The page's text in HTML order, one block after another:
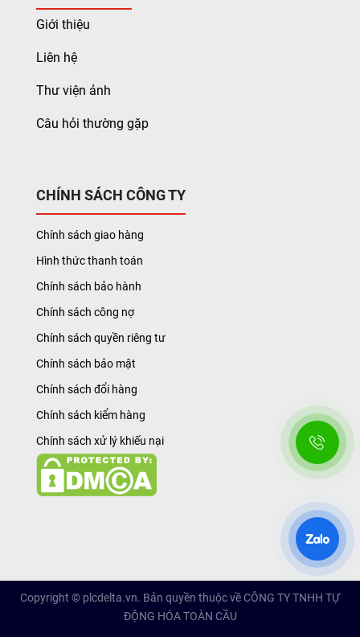
Giới thiệu
Liên hệ
Thư viện ảnh
Câu hỏi thường gặp
CHÍNH SÁCH CÔNG TY
Chính sách giao hàng
Hình thức thanh toán
Chính sách bảo hành
Chính sách công nợ
Chính sách quyền riêng tư
Chính sách bảo mật
Chính sách đổi hàng
Chính sách kiểm hàng
Chính sách xử lý khiếu nại
Copyright © plcdelta.vn. Bản quyền thuộc về CÔNG TY TNHH TỰ
ĐỘNG HÓA TOÀN CẦU